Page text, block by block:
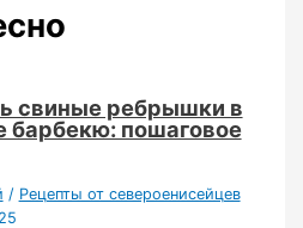
свиные ребрышки в
барбекю: пошаговое
/ Рецепты от североенисейцев